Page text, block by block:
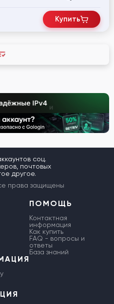
Купить
соц.
почтовых
другое.
права защищены
ПОМОЩЬ
Контактная
информация
Как купить
FAQ - вопросы и
ответы
База знаний